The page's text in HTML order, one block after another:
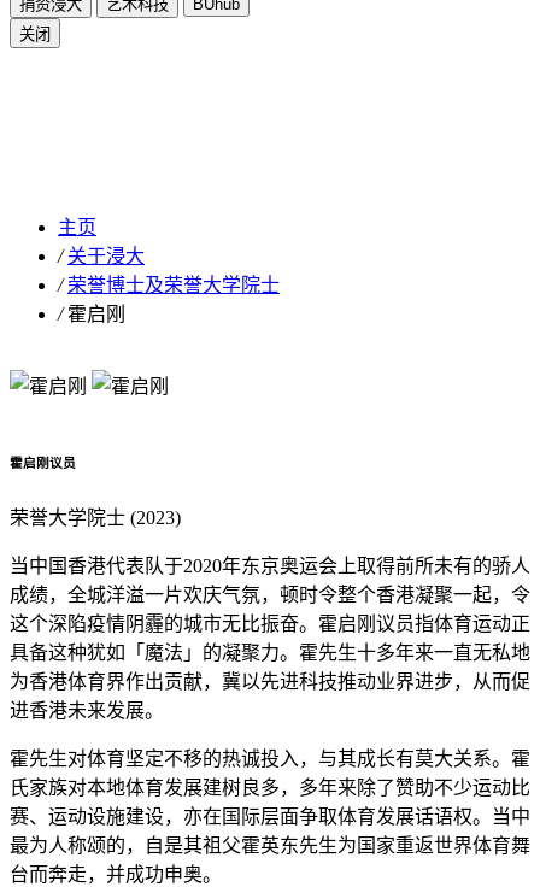
捐资浸大 艺术科技
BUhub
关闭
主页
/ 关于浸大
/ 荣誉博士及荣誉大学院士
/ 霍启刚
霍启刚议员
荣誉大学院士 (2023)
当中国香港代表队于2020年东京奥运会上取得前所未有的骄人
成绩，全城洋溢一片欢庆气氛，顿时令整个香港凝聚一起，令
这个深陷疫情阴霾的城市无比振奋。霍启刚议员指体育运动正
具备这种犹如「魔法」的凝聚力。霍先生十多年来一直无私地
为香港体育界作出贡献，冀以先进科技推动业界进步，从而促
进香港未来发展。
霍先生对体育坚定不移的热诚投入，与其成长有莫大关系。霍
氏家族对本地体育发展建树良多，多年来除了赞助不少运动比
赛、运动设施建设，亦在国际层面争取体育发展话语权。当中
最为人称颂的，自是其祖父霍英东先生为国家重返世界体育舞
台而奔走，并成功申奥。